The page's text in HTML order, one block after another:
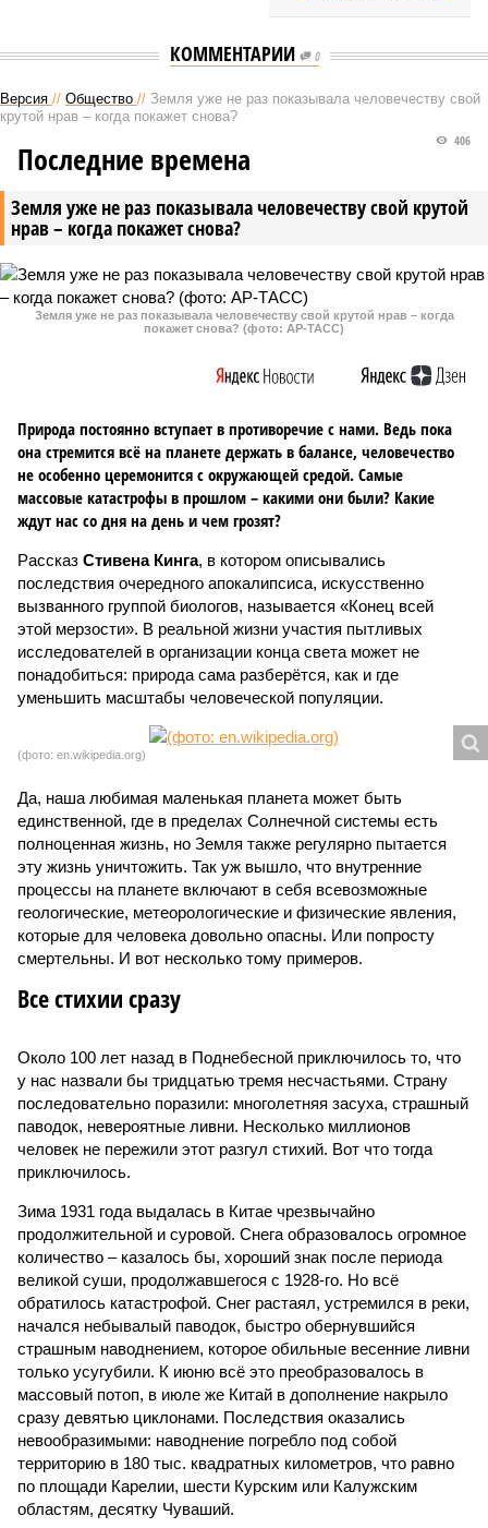
КОММЕНТАРИИ 0
Версия // Общество // Земля уже не раз показывала человечеству свой
крутой нрав – когда покажет снова?
Земля уже не раз показывала человечеству свой крутой
нрав – когда покажет снова?
406
Последние времена
Земля уже не раз показывала человечеству свой крутой нрав – когда
покажет снова? (фото: АР-ТАСС)
Природа постоянно вступает в противоречие с нами. Ведь пока
она стремится всё на планете держать в балансе, человечество
не особенно церемонится с окружающей средой. Самые
массовые катастрофы в прошлом – какими они были? Какие
ждут нас со дня на день и чем грозят?
Рассказ Стивена Кинга, в котором описывались
последствия очередного апокалипсиса, искусственно
вызванного группой биологов, называется «Конец всей
этой мерзости». В реальной жизни участия пытливых
исследователей в организации конца света может не
понадобиться: природа сама разберётся, как и где
уменьшить масштабы человеческой популяции.
(фото: en.wikipedia.org)
Да, наша любимая маленькая планета может быть
единственной, где в пределах Солнечной системы есть
полноценная жизнь, но Земля также регулярно пытается
эту жизнь уничтожить. Так уж вышло, что внутренние
процессы на планете включают в себя всевозможные
геологические, метеорологические и физические явления,
которые для человека довольно опасны. Или попросту
смертельны. И вот несколько тому примеров.
Все стихии сразу
Около 100 лет назад в Поднебесной приключилось то, что
у нас назвали бы тридцатью тремя несчастьями. Страну
последовательно поразили: многолетняя засуха, страшный
паводок, невероятные ливни. Несколько миллионов
человек не пережили этот разгул стихий. Вот что тогда
приключилось.
Зима 1931 года выдалась в Китае чрезвычайно
продолжительной и суровой. Снега образовалось огромное
количество – казалось бы, хороший знак после периода
великой суши, продолжавшегося с 1928-го. Но всё
обратилось катастрофой. Снег растаял, устремился в реки,
начался небывалый паводок, быстро обернувшийся
страшным наводнением, которое обильные весенние ливни
только усугубили. К июню всё это преобразовалось в
массовый потоп, в июле же Китай в дополнение накрыло
сразу девятью циклонами. Последствия оказались
невообразимыми: наводнение погребло под собой
территорию в 180 тыс. квадратных километров, что равно
по площади Карелии, шести Курским или Калужским
областям, десятку Чуваший.